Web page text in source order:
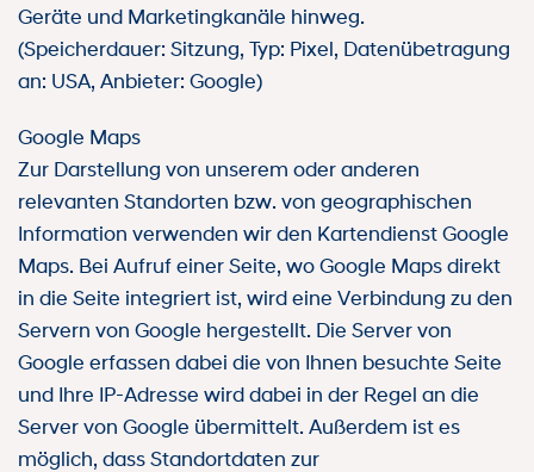
Geräte und Marketingkanäle hinweg.
(Speicherdauer: Sitzung, Typ: Pixel, Datenübetragung
an: USA, Anbieter: Google)
Google Maps
Zur Darstellung von unserem oder anderen
relevanten Standorten bzw. von geographischen
Information verwenden wir den Kartendienst Google
Maps. Bei Aufruf einer Seite, wo Google Maps direkt
in die Seite integriert ist, wird eine Verbindung zu den
Servern von Google hergestellt. Die Server von
Google erfassen dabei die von Ihnen besuchte Seite
und Ihre IP-Adresse wird dabei in der Regel an die
Server von Google übermittelt. Außerdem ist es
möglich, dass Standortdaten zur